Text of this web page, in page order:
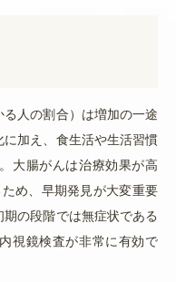
人の割合）は増加の一途
加え、食生活や生活習慣
大腸がんは治療効果が高
め、早期発見が大変重要
の段階では無症状である
視鏡検査が非常に有効で